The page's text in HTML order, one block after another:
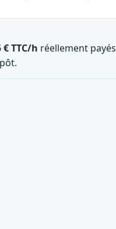
€ TTC/h réellement payés